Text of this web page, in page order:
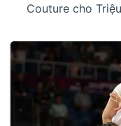
Couture cho